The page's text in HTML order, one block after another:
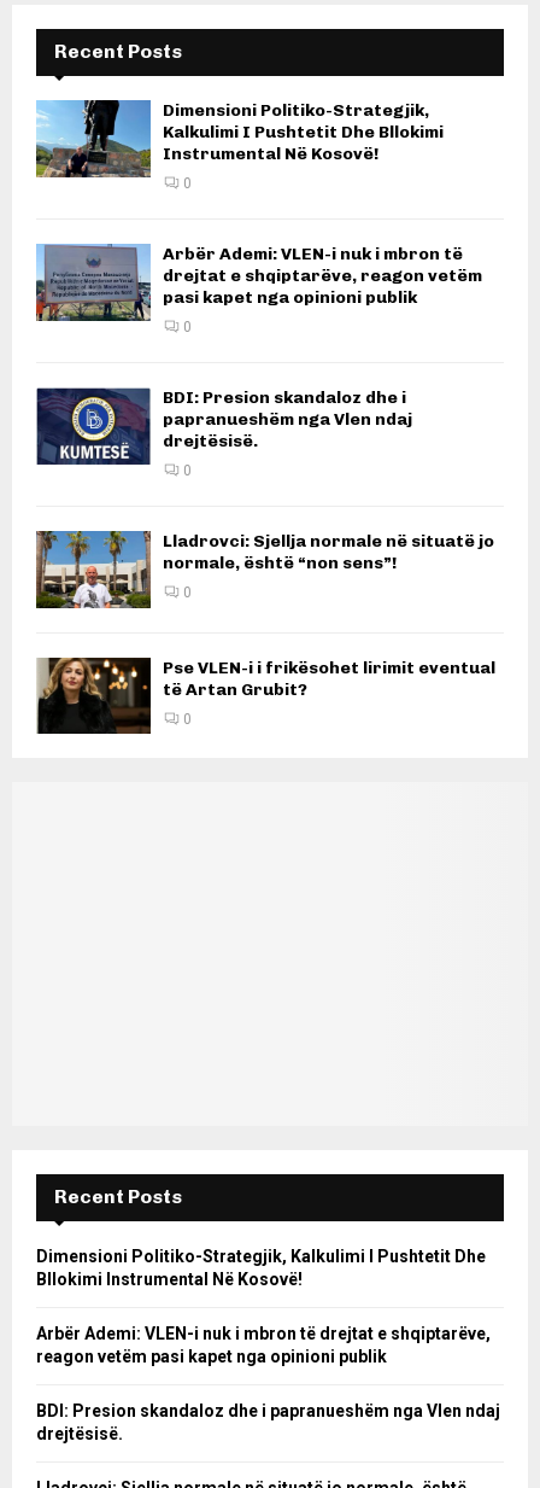
Recent Posts
Dimensioni Politiko-Strategjik,
Kalkulimi I Pushtetit Dhe Bllokimi
Instrumental Në Kosovë!
0
Arbër Ademi: VLEN-i nuk i mbron të
drejtat e shqiptarëve, reagon vetëm
pasi kapet nga opinioni publik
0
BDI: Presion skandaloz dhe i
papranueshëm nga Vlen ndaj
drejtësisë.
0
Lladrovci: Sjellja normale në situatë jo
normale, është “non sens”!
0
Pse VLEN-i i frikësohet lirimit eventual
të Artan Grubit?
0
Recent Posts
Dimensioni Politiko-Strategjik, Kalkulimi I Pushtetit Dhe
Bllokimi Instrumental Në Kosovë!
Arbër Ademi: VLEN-i nuk i mbron të drejtat e shqiptarëve,
reagon vetëm pasi kapet nga opinioni publik
BDI: Presion skandaloz dhe i papranueshëm nga Vlen ndaj
drejtësisë.